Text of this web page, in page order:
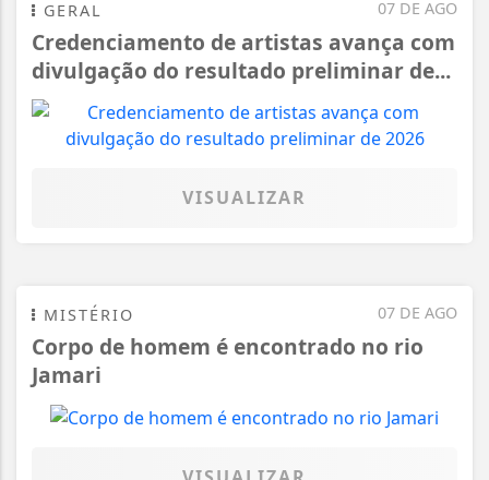
07 DE AGO
GERAL
Credenciamento de artistas avança com
divulgação do resultado preliminar de...
VISUALIZAR
07 DE AGO
MISTÉRIO
Corpo de homem é encontrado no rio
Jamari